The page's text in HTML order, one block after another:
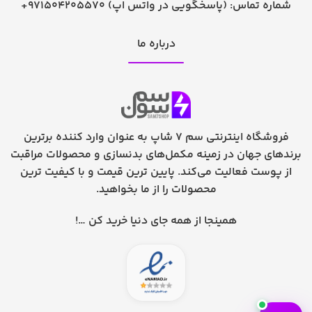
شماره تماس: +971504205570 (پاسخگویی در واتس اپ)
درباره ما
فروشگاه اینترنتی سم 7 شاپ به عنوان وارد کننده برترین
برندهای جهان در زمینه مکمل‌های بدنسازی و محصولات مراقبت
از پوست فعالیت می‌کند. پایین ترین قیمت و با کیفیت ترین
محصولات را از ما بخواهید.
همینجا از همه جای دنیا خرید کن …!